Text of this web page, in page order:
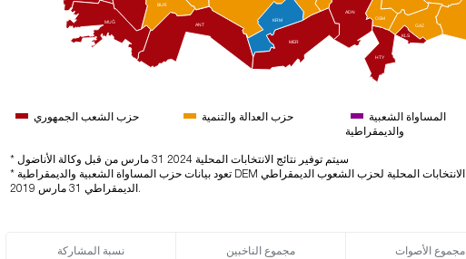
ADN
ANT
BUR
GAZ
HTY
MER
MUĞ KRM
KLS
OSM
حزب الشعب الجمهوري حزب العدالة والتنمية
المساواة الشعبية
والديمقراطية
* سيتم توفير نتائج الانتخابات المحلية 2024 31 مارس من قبل وكالة الأناضول
* تعود بيانات حزب المساواة الشعبية والديمقراطية DEM في انتخابات31 مارس 2024 إلى نتائج الانتخابات المحلية لحزب الشعوب الديمقراطي HDP
الديمقراطي 31 مارس 2019.
نسبة المشاركة مجموع الناخبين مجموع الأصوات